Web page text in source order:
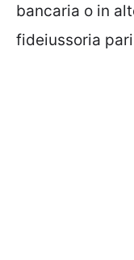
bancaria o in
fideiussoria